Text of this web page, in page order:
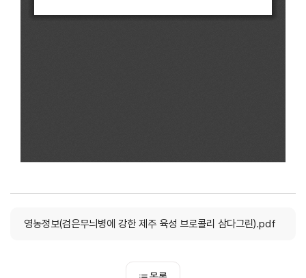
영농정보(검은무늬병에 강한 제주 육성 브로콜리 삼다그린).pdf